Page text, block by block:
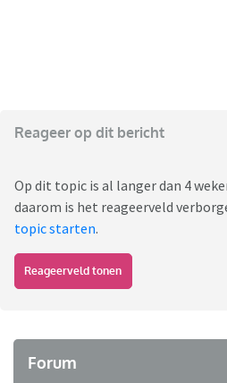
Reageer op dit bericht
Op dit topic is al langer dan 4
daarom is het reageerveld
topic starten.
Reageerveld tonen
Forum